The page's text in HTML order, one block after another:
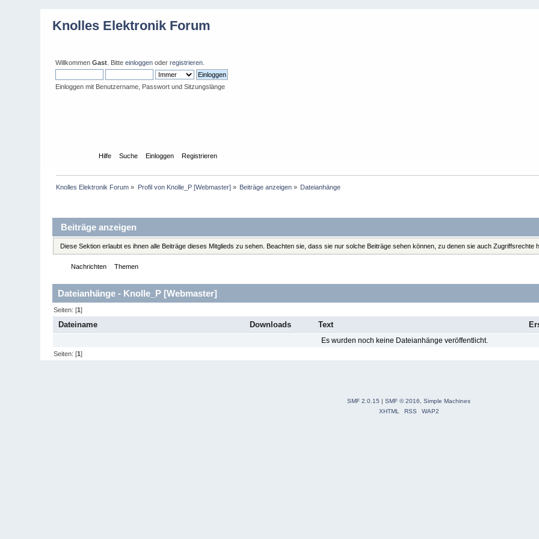
Knolles Elektronik Forum
WillkommenGast . Bitteeinloggen oderregistrieren
Einloggen mit Benutzername, Passwort und Sitzungslänge
Hilfe Suche Einloggen Registrieren
Knolles Elektronik Forum » Profil von Knolle_P [Webmaster]» Beiträge anzeigen » Dateianhänge
Beiträge anzeigen
Diese Sektion erlaubt es ihnen alle Beiträge dieses Mitglieds zu sehen. Beachten sie, dass sie nur solche Beiträge sehen können, zu denen sie auch Zugriffsrechte
Nachrichten Themen
Dateianhänge - Knolle_P [Webmaster]
Seiten: [1]
Dateiname Downloads Text
Es wurden noch keine Dateianhänge veröffentlicht.
Seiten: [1]
SMF 2.0.15 | SMF © 2016
Simple Machines
XHTML
RSS WAP2